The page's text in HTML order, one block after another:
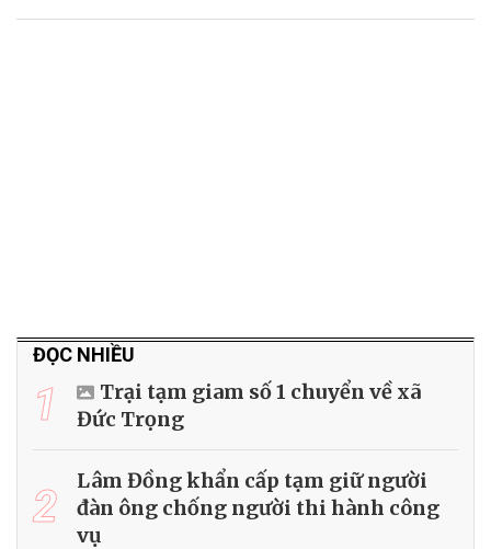
ĐỌC NHIỀU
1
Trại tạm giam số 1 chuyển về xã
Đức Trọng
2
Lâm Đồng khẩn cấp tạm giữ người
đàn ông chống người thi hành công
vụ